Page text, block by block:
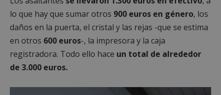
lo que hay que sumar otros 900 euros en género, los
daños en la puerta, el cristal y las rejas -que se estima
en otros 600 euros-, la impresora y la caja
registradora. Todo ello hace un total de alrededor
de 3.000 euros.